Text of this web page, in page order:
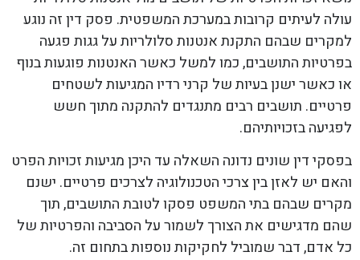
עולה לעיתים קרובות במערכת המשפטית. פסק דין זה נוגע
למקרים שבהם התקנת אנטנות סלולריות על גגות פגעה
בפרטיות התושבים, כמו למשל כאשר האנטנות פוגעות בנוף
או כאשר ישנן בעיות של קרני רדיו המגיעות לשטחים
פרטיים. תושבים רבים מתנגדים להתקנה מתוך חשש
לפגיעה בזכויותיהם.
בפסקי דין שונים נדונה השאלה עד היכן מגיעות זכויות הפרט
והאם יש לאזן בין צרכי הטכנולוגיה לצרכים פרטיים. ישנם
מקרים שבהם בתי המשפט פסקו לטובת התושבים, תוך
שהם מדגישים את הצורך לשמור על הסביבה והפרטיות של
כל אדם, דבר שמוביל לחקיקות נוספות בתחום זה.